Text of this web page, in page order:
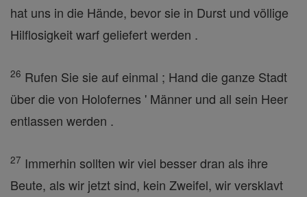
hat uns in die Hände, bevor sie in Durst und völlige
Hilflosigkeit warf geliefert werden .
26 Rufen Sie sie auf einmal ; Hand die ganze Stadt
über die von Holofernes ' Männer und all sein Heer
entlassen werden .
27 Immerhin sollten wir viel besser dran als ihre
Beute, als wir jetzt sind, kein Zweifel, wir versklavt